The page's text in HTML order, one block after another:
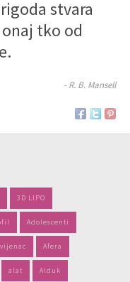
stvara
tko od
- R. B. Mansell
3D LIPO
Adolescenti
Afera
alat Alduk